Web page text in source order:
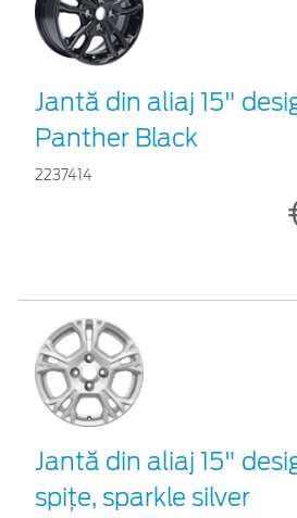
Jantă din aliaj 15"
Panther Black
2237414
Jantă din aliaj 15"
spiţe, sparkle silver